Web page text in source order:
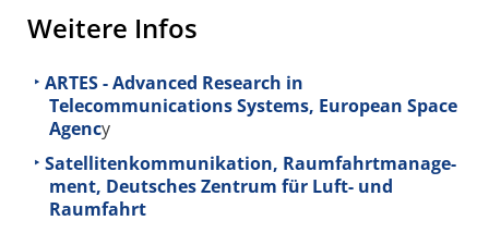
Weitere Infos
ARTES - Advanced Research in
Telecommunications Systems, European Space
Agency
Sa­tel­li­ten­kom­mu­ni­ka­ti­on, Raum­fahrt­ma­na­ge­
ment, Deutsches Zentrum für Luft- und
Raumfahrt